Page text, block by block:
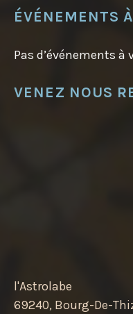
ÉVÉNEMENTS
Pas d’événements à
VENEZ NOUS
l'Astrolabe
69240, Bourg-De-